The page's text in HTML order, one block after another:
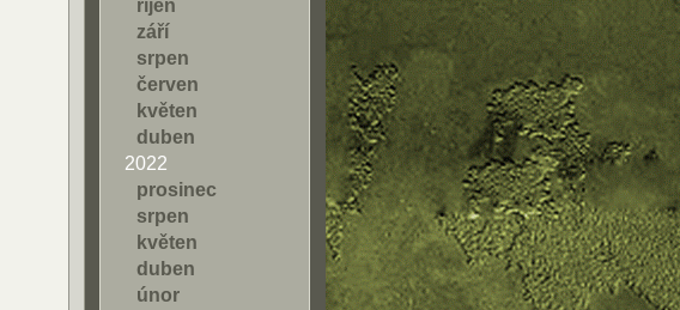
říjen
září
srpen
červen
květen
duben
2022
prosinec
srpen
květen
duben
únor